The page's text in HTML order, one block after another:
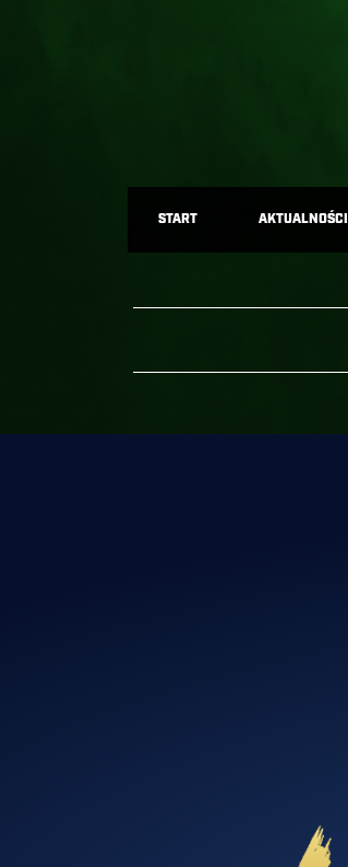
START AKTUALNOŚCI